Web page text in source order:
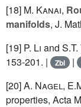
[18] M. Kanai,
manifolds, J.
[19] P. Li and
153-201. |
Zbl |
[20]A. Nagel ,
properties, Acta